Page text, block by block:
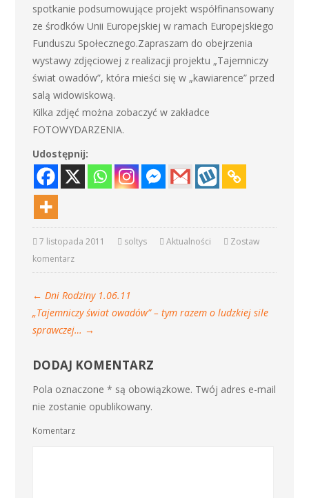
spotkanie podsumowujące projekt współfinansowany
ze środków Unii Europejskiej w ramach Europejskiego
Funduszu Społecznego.Zapraszam do obejrzenia
wystawy zdjęciowej z realizacji projektu „Tajemniczy
świat owadów”, która mieści się w „kawiarence” przed
salą widowiskową.
Kilka zdjęć można zobaczyć w zakładce
FOTOWYDARZENIA.
Udostępnij:
7 listopada 2011 soltys Aktualności
Zostaw
komentarz
← Dni Rodziny 1.06.11
„Tajemniczy świat owadów” – tym razem o ludzkiej sile
sprawczej… →
DODAJ KOMENTARZ
Pola oznaczone * są obowiązkowe. Twój adres e-mail
nie zostanie opublikowany.
Komentarz